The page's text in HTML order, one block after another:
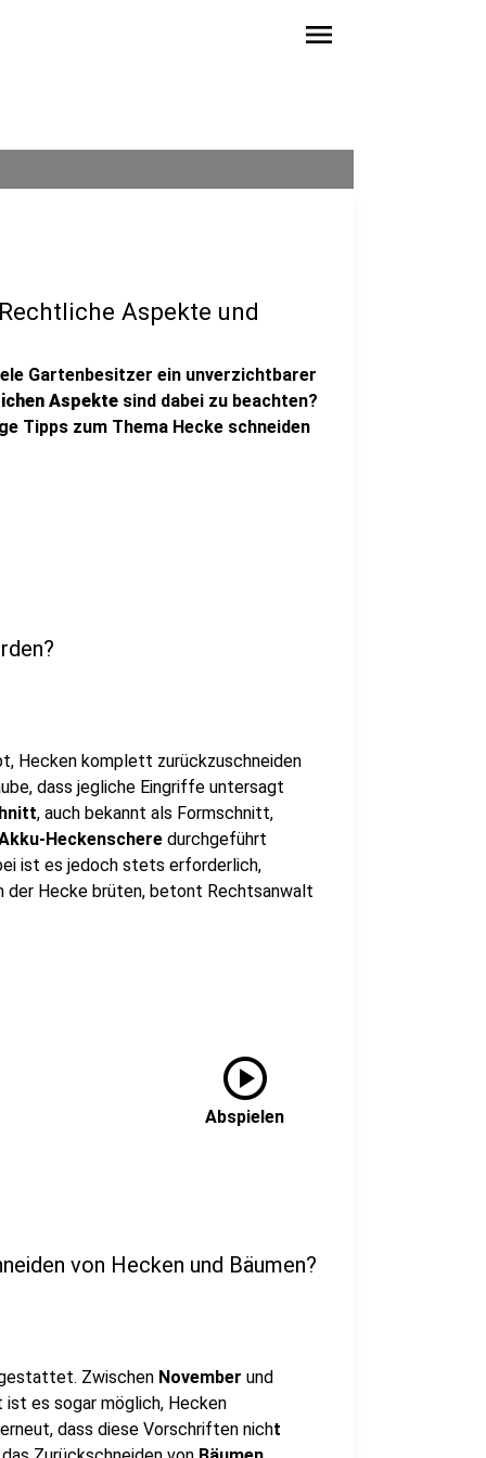
menu
Aspekte und
Gartenbesitzer ein unverzichtbarer
Aspekte sind dabei zu beachten?
Tipps zum Thema Hecke schneiden
Hecken komplett zurückzuschneiden
dass jegliche Eingriffe untersagt
, auch bekannt als Formschnitt,
Heckenschere durchgeführt
ist es jedoch stets erforderlich,
der Hecke brüten, betont Rechtsanwalt
play_circle
Abspielen
von Hecken und Bäumen?
Zwischen November und
ist es sogar möglich, Hecken
dass diese Vorschriften nicht